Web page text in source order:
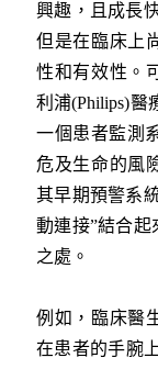
興趣，且成長
但是在臨床上
性和有效性。
利浦(Philips)醫
一個患者監測
危及生命的風
其早期預警系
動連接”結合起
之處。
例如，臨床醫
在患者的手腕